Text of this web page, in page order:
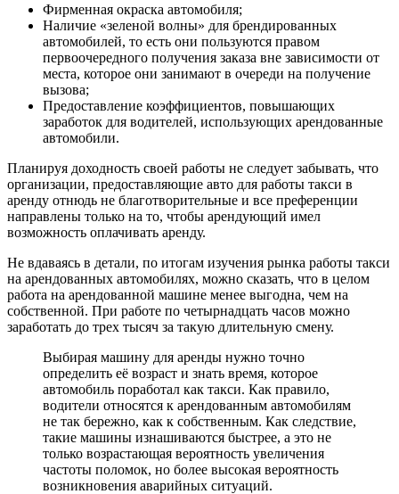
Фирменная окраска автомобиля;
Наличие «зеленой волны» для брендированных
автомобилей, то есть они пользуются правом
первоочередного получения заказа вне зависимости от
места, которое они занимают в очереди на получение
вызова;
Предоставление коэффициентов, повышающих
заработок для водителей, использующих арендованные
автомобили.
Планируя доходность своей работы не следует забывать, что
организации, предоставляющие авто для работы такси в
аренду отнюдь не благотворительные и все преференции
направлены только на то, чтобы арендующий имел
возможность оплачивать аренду.
Не вдаваясь в детали, по итогам изучения рынка работы такси
на арендованных автомобилях, можно сказать, что в целом
работа на арендованной машине менее выгодна, чем на
собственной. При работе по четырнадцать часов можно
заработать до трех тысяч за такую длительную смену.
Выбирая машину для аренды нужно точно
определить её возраст и знать время, которое
автомобиль поработал как такси. Как правило,
водители относятся к арендованным автомобилям
не так бережно, как к собственным. Как следствие,
такие машины изнашиваются быстрее, а это не
только возрастающая вероятность увеличения
частоты поломок, но более высокая вероятность
возникновения аварийных ситуаций.